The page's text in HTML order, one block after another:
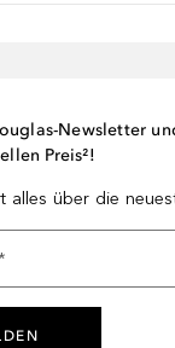
Newsletter
Preis²!
alles über die
*